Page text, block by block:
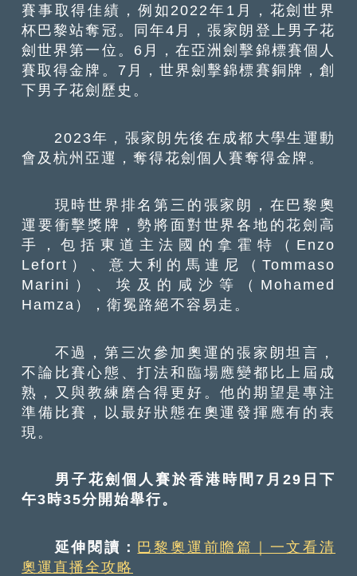
賽事取得佳績，例如2022年1月，花劍世界
杯巴黎站奪冠。同年4月，張家朗登上男子花
劍世界第一位。6月，在亞洲劍擊錦標賽個人
賽取得金牌。7月，世界劍擊錦標賽銅牌，創
下男子花劍歷史。
2023年，張家朗先後在成都大學生運動
會及杭州亞運，奪得花劍個人賽奪得金牌。
現時世界排名第三的張家朗，在巴黎奧
運要衝擊獎牌，勢將面對世界各地的花劍高
手，包括東道主法國的拿霍特（Enzo
Lefort）、意大利的馬連尼（Tommaso
Marini）、埃及的咸沙等（Mohamed
Hamza），衛冕路絕不容易走。
不過，第三次參加奧運的張家朗坦言，
不論比賽心態、打法和臨場應變都比上屆成
熟，又與教練磨合得更好。他的期望是專注
準備比賽，以最好狀態在奧運發揮應有的表
現。
男子花劍個人賽於香港時間7月29日下
午3時35分開始舉行。
延伸閱讀： 巴黎奧運前瞻篇｜一文看清
奧運直播全攻略